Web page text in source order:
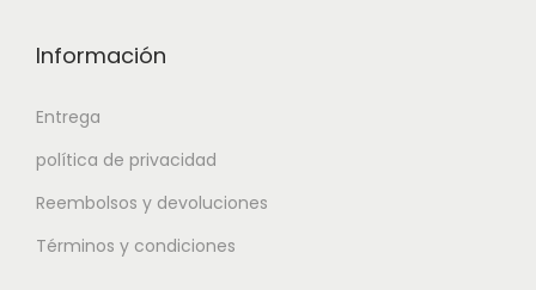
Información
Entrega
política de privacidad
Reembolsos y devoluciones
Términos y condiciones